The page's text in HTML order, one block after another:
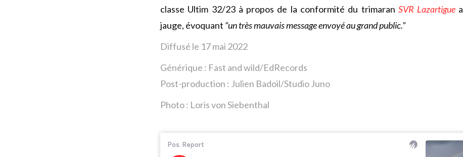
classe Ultim 32/23 à propos de la conformité du trimaran SVR Lazartigue
jauge, évoquant “un très mauvais message envoyé au grand public.”
Diffusé le 17 mai 2022
Générique : Fast and wild/EdRecords
Post-production : Julien Badoil/Studio Juno
Photo : Loris von Siebenthal